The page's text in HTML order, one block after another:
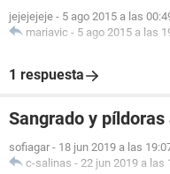
jejejejeje - 5 ago 2015 a las
mariavic - 5 ago 2015 a las
1 respuesta
Sangrado y
sofiagar - 18 jun 2019 a las
c-salinas - 22 jun 2019 a las